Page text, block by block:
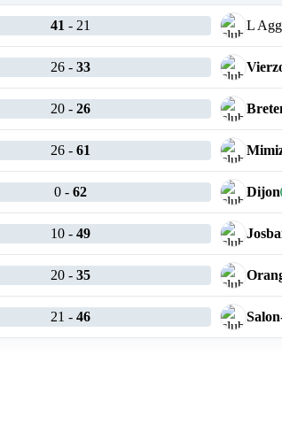
41 - 21 L
26- 33
20- 26
26- 61
0- 62 Dijon
10- 49
20- 35
21 - 46